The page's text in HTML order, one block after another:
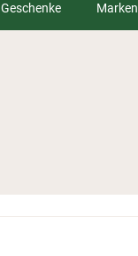
Geschenke Marken